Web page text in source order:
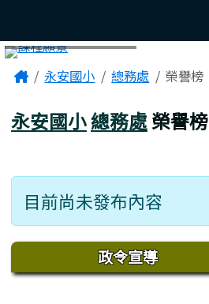
主內容區域
Home永安國小 總務處 榮譽榜
永安國小總務處榮譽榜
目前尚未發布內容
下中區域內容政令宣導
頁尾區域